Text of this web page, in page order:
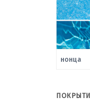
нонца